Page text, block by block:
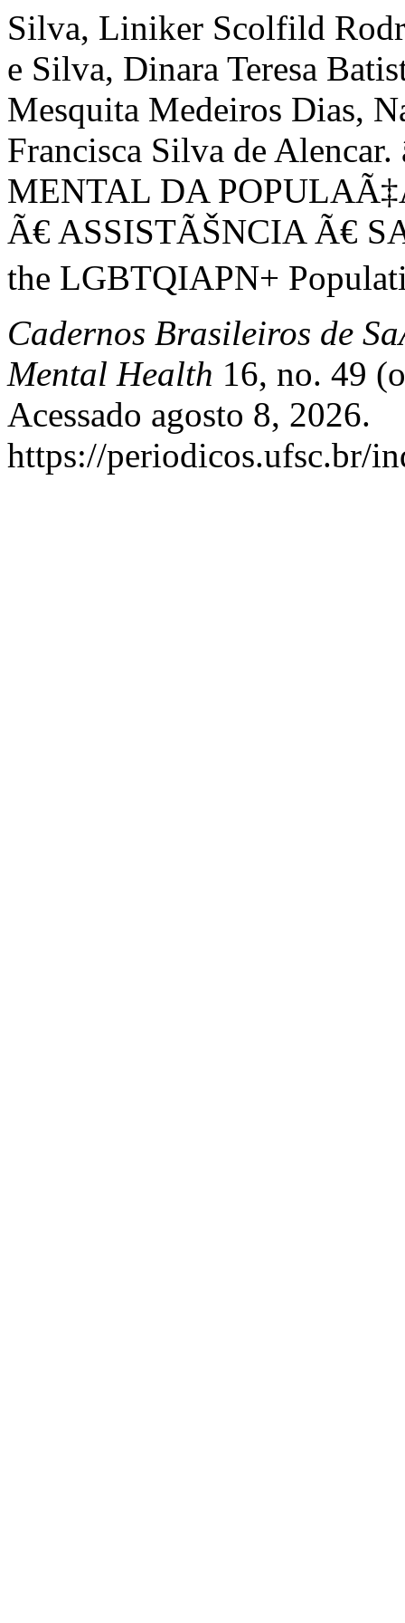
Silva, Liniker Scolfild
e Silva, Dinara Teresa
Mesquita Medeiros Dias,
Francisca Silva de
MENTAL DA
Ã€ ASSISTÃŠNCIA Ã€
the LGBTQIAPN+
Cadernos Brasileiros de
Mental Health 16, no. 49
Acessado agosto 8, 2026.
https://periodicos.ufsc.br/